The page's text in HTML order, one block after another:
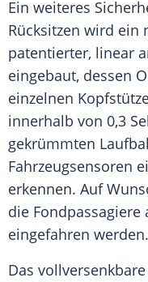
Ein weiteres
Rücksitzen wird ein
patentierter, linear
eingebaut, dessen
einzelnen
innerhalb von 0,3
gekrümmten
Fahrzeugsensoren
erkennen. Auf
die
eingefahren werden.
Das vollversenkbare